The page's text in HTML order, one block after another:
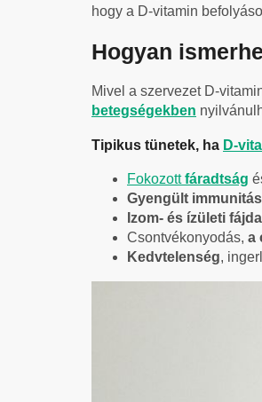
hogy a D-vitamin
Hogyan
Mivel a szervezet D-
betegségekben
Tipikus tünetek, ha D-
Fokozottfáradtság
Gyengült immunitás
Izom- és ízületi
Csontvékonyodás, a
Kedvtelenség,